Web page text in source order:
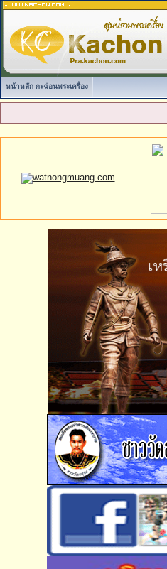
หน้าหลัก กะฉ่อนพระเครื่อง